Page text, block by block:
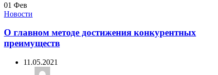
01 Фев
Новости
О главном методе достижения конкурентных
преимуществ
11.05.2021